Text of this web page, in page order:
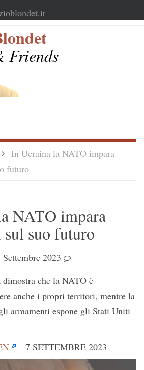
Friends
HomeIn Ucraina la NATO impara
futuro
NATO impara
suo futuro
Settembre 2023
che la NATO è
anche i propri territori, mentre la
armamenti espone gli Stati Uniti
– 7 SETTEMBRE 2023